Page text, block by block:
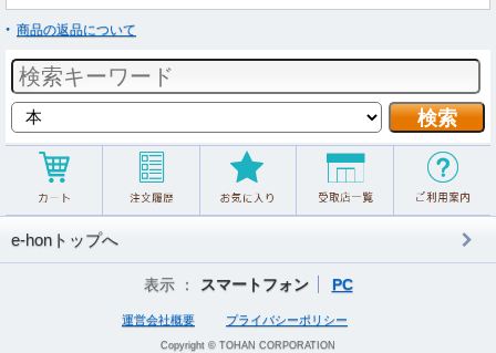
商品の返品について
e-honトップへ
表示 ： スマートフォン PC
運営会社概要 プライバシーポリシー
Copyright © TOHAN CORPORATION